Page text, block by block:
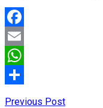
Facebook
Email
WhatsApp
Previous Post